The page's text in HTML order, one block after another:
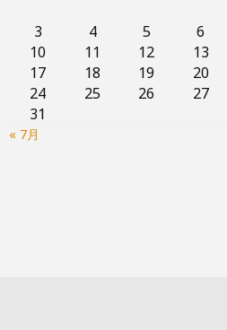
3
4 5 6
10
11 12 13
17
18 19 20
24
25 26 27
31
« 7月